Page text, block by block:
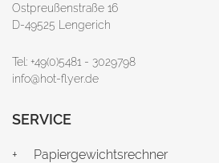
Ostpreußenstraße 16
D-49525 Lengerich
Tel: +49(0)5481 - 3029798
info@hot-flyer.de
SERVICE
Papiergewichtsrechner